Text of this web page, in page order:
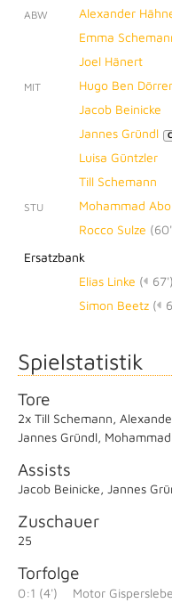
ABW
Alexander
Emma
Joel Hänert
MIT
Hugo Ben Dörrer
Jacob Beinicke
Jannes Gründl
C
Luisa Güntzler
Till Schemann
STU
Mohammad
Rocco Sulze (
Ersatzbank
Elias Linke (
67')
Simon Beetz (
Spielstatistik
Tore
2x Till Schemann,
Jannes Gründl,
Assists
Jacob Beinicke, Jannes
Zuschauer
25
Torfolge
0:1 (4')
Motor